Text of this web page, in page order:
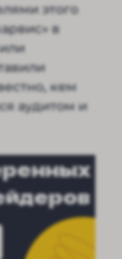
этого
в
кем
аудитом и